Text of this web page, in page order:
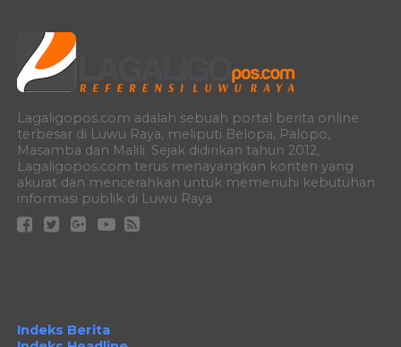
Lagaligopos.com adalah sebuah portal berita online
terbesar di Luwu Raya, meliputi Belopa, Palopo,
Masamba dan Malili. Sejak didirikan tahun 2012,
Lagaligopos.com terus menayangkan konten yang
akurat dan mencerahkan untuk memenuhi kebutuhan
informasi publik di Luwu Raya
Indeks Berita